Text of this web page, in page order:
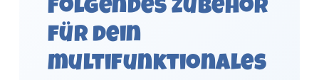
Folgendes Zubehör
für dein
multifunktionales